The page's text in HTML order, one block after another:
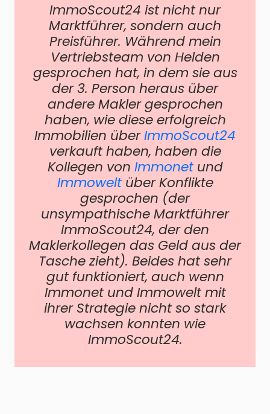
ImmoScout24 ist nicht nur
Marktführer, sondern auch
Preisführer. Während mein
Vertriebsteam von Helden
gesprochen hat, in dem sie aus
der 3. Person heraus über
andere Makler gesprochen
haben, wie diese erfolgreich
Immobilien überImmoScout24
verkauft haben, haben die
Kollegen von Immonetund
Immoweltüber Konflikte
gesprochen (der
unsympathische Marktführer
ImmoScout24, der den
Maklerkollegen das Geld aus der
Tasche zieht). Beides hat sehr
gut funktioniert, auch wenn
Immonet und Immowelt mit
ihrer Strategie nicht so stark
wachsen konnten wie
ImmoScout24.